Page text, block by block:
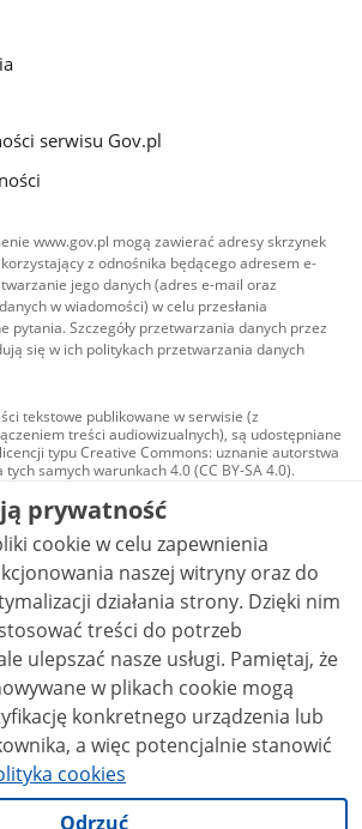
serwisu Gov.pl
www.gov.pl mogą zawierać adresy skrzynek
z odnośnika będącego adresem e-
jego danych (adres e-mail oraz
w wiadomości) w celu przesłania
pytania. Szczegóły przetwarzania danych przez
się w ich politykach przetwarzania danych
tekstowe publikowane w serwisie (z
treści audiowizualnych), są udostępniane
typu Creative Commons: uznanie autorstwa
tych samych warunkach 4.0 (CC BY-SA 4.0).
audiowizualne, w tym zdjęcia, materiały
i wideo, są udostępniane na licencji typu
Commons: uznanie autorstwa użycie
- bez utworów zależnych 4.0 (CC BY-
ND 4.0), o ile nie jest to stwierdzone inaczej.
prywatność
cookie w celu zapewnienia
naszej witryny oraz do
działania strony. Dzięki nim
treści do potrzeb
nasze usługi. Pamiętaj, że
w plikach cookie mogą
konkretnego urządzenia lub
a więc potencjalnie stanowić
cookies
Odrzuć